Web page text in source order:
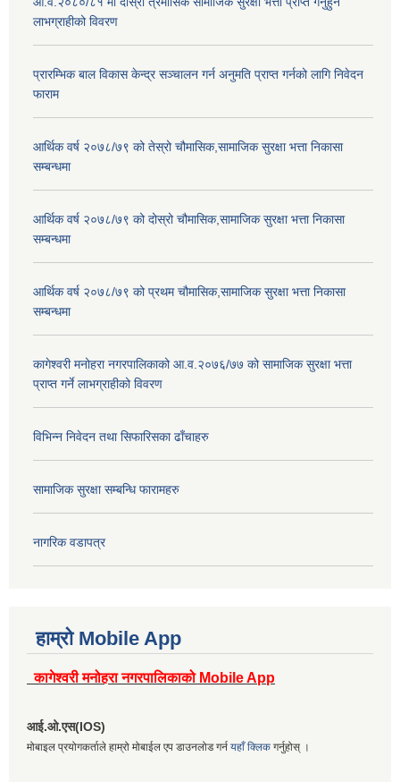
लाभग्राहीको विवरण
प्रारम्भिक बाल विकास केन्द्र सञ्चालन गर्न अनुमति प्राप्त गर्नको लागि निवेदन
फाराम
आर्थिक वर्ष २०७८/७९ को तेस्रो चौमासिक,सामाजिक सुरक्षा भत्ता निकासा
सम्बन्धमा
आर्थिक वर्ष २०७८/७९ को दोस्रो चौमासिक,सामाजिक सुरक्षा भत्ता निकासा
सम्बन्धमा
आर्थिक वर्ष २०७८/७९ को प्रथम चौमासिक,सामाजिक सुरक्षा भत्ता निकासा
सम्बन्धमा
कागेश्वरी मनोहरा नगरपालिकाको आ.व.२०७६/७७ को सामाजिक सुरक्षा भत्ता
प्राप्त गर्ने लाभग्राहीको विवरण
विभिन्न निवेदन तथा सिफारिसका ढाँचाहरु
सामाजिक सुरक्षा सम्बन्धि फारामहरु
नागरिक वडापत्र
हाम्रो Mobile App
कागेश्वरी मनोहरा नगरपालिकाको Mobile App
आई.ओ.एस(IOS)
मोबाइल प्रयोगकर्ताले हाम्रो मोबाईल एप डाउनलोड गर्न यहाँ क्लिक गर्नुहोस् ।